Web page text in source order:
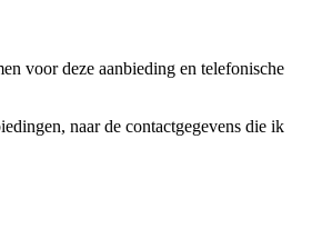
voor deze aanbieding en telefonische
naar de contactgegevens die ik